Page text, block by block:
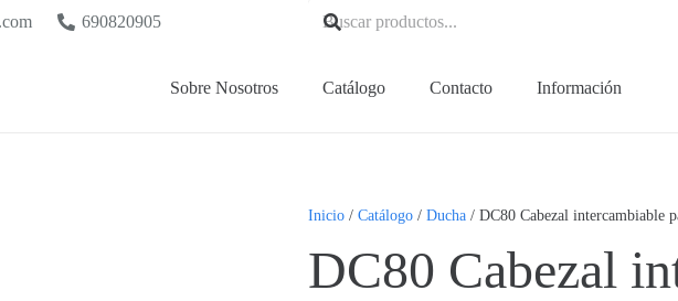
690820905
Sobre Nosotros Catálogo Contacto Información
Inicio/ Catálogo/ Ducha/ DC80 Cabezal intercambiable
DC80 Cabezal